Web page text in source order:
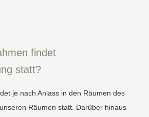
findet
statt?
je nach Anlass in den Räumen des
Räumen statt. Darüber hinaus